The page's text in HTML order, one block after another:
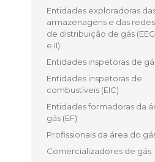
Entidades exploradoras
armazenagens e das
de distribuição de gás (EEG
e II)
Entidades inspetoras de
Entidades inspetoras de
combustíveis (EIC)
Entidades formadoras da
gás (EF)
Profissionais da área do
Comercializadores de gás